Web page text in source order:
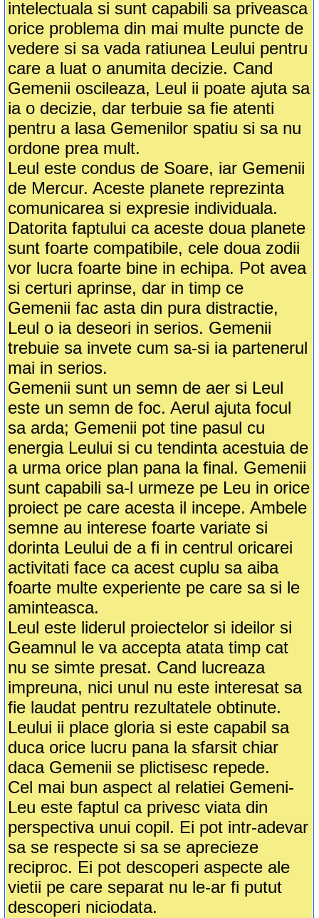
intelectuala si sunt capabili sa priveasca
orice problema din mai multe puncte de
vedere si sa vada ratiunea Leului pentru
care a luat o anumita decizie. Cand
Gemenii oscileaza, Leul ii poate ajuta sa
ia o decizie, dar terbuie sa fie atenti
pentru a lasa Gemenilor spatiu si sa nu
ordone prea mult.
Leul este condus de Soare, iar Gemenii
de Mercur. Aceste planete reprezinta
comunicarea si expresie individuala.
Datorita faptului ca aceste doua planete
sunt foarte compatibile, cele doua zodii
vor lucra foarte bine in echipa. Pot avea
si certuri aprinse, dar in timp ce
Gemenii fac asta din pura distractie,
Leul o ia deseori in serios. Gemenii
trebuie sa invete cum sa-si ia partenerul
mai in serios.
Gemenii sunt un semn de aer si Leul
este un semn de foc. Aerul ajuta focul
sa arda; Gemenii pot tine pasul cu
energia Leului si cu tendinta acestuia de
a urma orice plan pana la final. Gemenii
sunt capabili sa-l urmeze pe Leu in orice
proiect pe care acesta il incepe. Ambele
semne au interese foarte variate si
dorinta Leului de a fi in centrul oricarei
activitati face ca acest cuplu sa aiba
foarte multe experiente pe care sa si le
aminteasca.
Leul este liderul proiectelor si ideilor si
Geamnul le va accepta atata timp cat
nu se simte presat. Cand lucreaza
impreuna, nici unul nu este interesat sa
fie laudat pentru rezultatele obtinute.
Leului ii place gloria si este capabil sa
duca orice lucru pana la sfarsit chiar
daca Gemenii se plictisesc repede.
Cel mai bun aspect al relatiei Gemeni-
Leu este faptul ca privesc viata din
perspectiva unui copil. Ei pot intr-adevar
sa se respecte si sa se aprecieze
reciproc. Ei pot descoperi aspecte ale
vietii pe care separat nu le-ar fi putut
descoperi niciodata.